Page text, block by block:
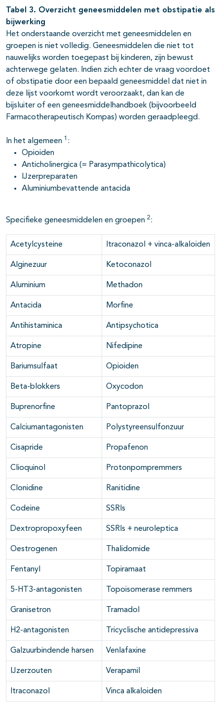
Tabel 3. Overzicht geneesmiddelen met obstipatie als
bijwerking
Het onderstaande overzicht met geneesmiddelen en
groepen is niet volledig. Genees­middelen die niet tot
nauwelijks worden toegepast bij kinderen, zijn bewust
achterwege gelaten. Indien zich echter de vraag voordoet
of obstipatie door een bepaald geneesmiddel dat niet in
deze lijst voorkomt wordt veroorzaakt, dan kan de
bijsluiter of een geneesmiddelhandboek (bijvoorbeeld
Farmacotherapeutisch Kompas) worden geraad­pleegd.
In het algemeen 1 :
Opioiden
Anticholinergica (= Parasympathicolytica)
IJzerpreparaten
Aluminiumbevattende antacida
Specifieke geneesmiddelen en groepen 2:
Acetylcysteine Itraconazol + vinca-alkaloiden
Alginezuur Ketoconazol
Aluminium Methadon
Antacida Morfine
Antihistaminica Antipsychotica
Atropine Nifedipine
Bariumsulfaat Opioiden
Beta-blokkers Oxycodon
Buprenorfine Pantoprazol
Calciumantagonisten Polystyreensulfonzuur
Cisapride Propafenon
Clioquinol Protonpompremmers
Clonidine Ranitidine
Codeine SSRIs
Dextropropoxyfeen SSRIs + neuroleptica
Oestrogenen Thalidomide
Fentanyl Topiramaat
5-HT3-antagonisten Topoisomerase remmers
Granisetron Tramadol
H2-antagonisten Tricyclische antidepressiva
Galzuurbindende harsen Venlafaxine
IJzerzouten Verapamil
Itraconazol Vinca alkaloiden